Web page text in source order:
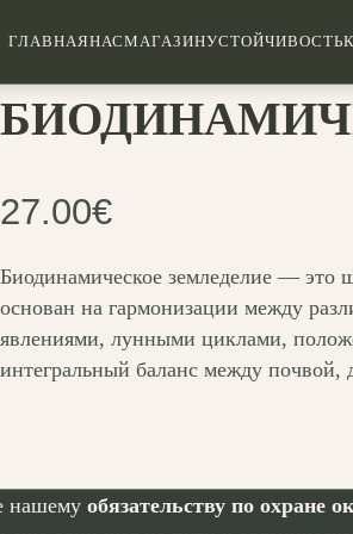
ГЛАВНАЯНАСМАГАЗИНУСТОЙЧИВОСТЬ
27.00€
Биодинамическое земледелие —
основан на гармонизации между
явлениями, лунными циклами,
интегральный баланс между
нашему обязательству по охране